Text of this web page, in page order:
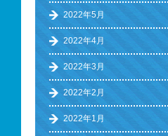
2022年5月
2022年4月
2022年3月
2022年2月
2022年1月